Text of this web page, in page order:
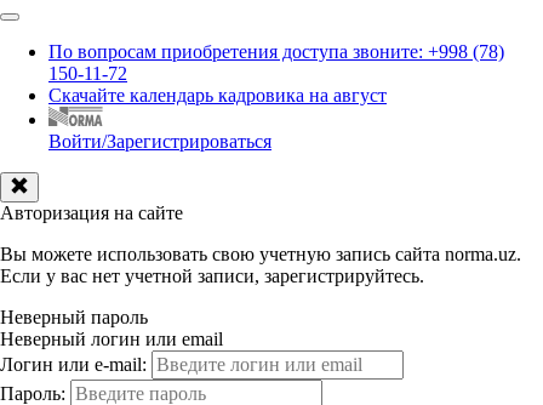
По вопросам приобретения доступа звоните: +998 (78)
150-11-72
Скачайте календарь кадровика на август
Войти/Зарегистрироваться
Авторизация на сайте
Вы можете использовать свою учетную запись сайта norma.uz.
Если у вас нет учетной записи, зарегистрируйтесь.
Неверный пароль
Неверный логин или email
Логин или e-mail:
Пароль: